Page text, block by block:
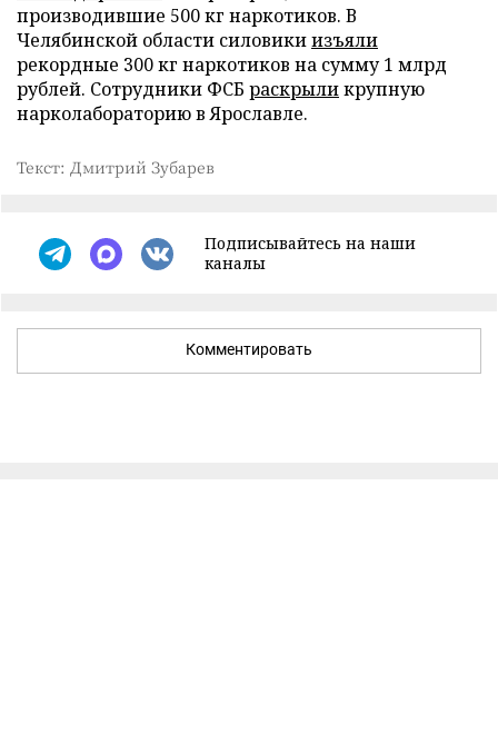
производившие 500 кг наркотиков. В
Челябинской области силовикиизъяли
рекордные 300 кг наркотиков на сумму 1 млрд
рублей. Сотрудники ФСБ раскрыликрупную
нарколабораторию в Ярославле.
Текст: Дмитрий Зубарев
Подписывайтесь на наши
каналы
Комментировать